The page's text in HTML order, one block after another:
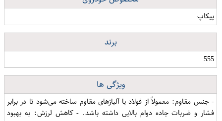
پیکاپ
برند
555
ویژگی ها
- جنس مقاوم: معمولاً از فولاد یا آلیاژهای مقاوم ساخته می‌شود تا در برابر
فشار و ضربات جاده دوام بالایی داشته باشد. - کاهش لرزش: به بهبود